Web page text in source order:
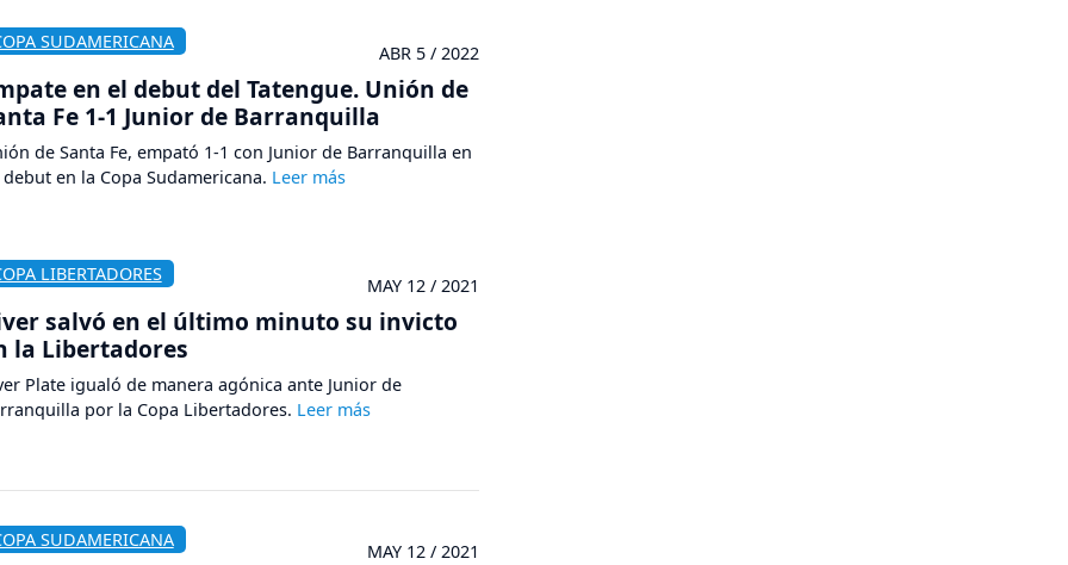
SUDAMERICANA
ABR 5 / 2022
en el debut del Tatengue. Unión de
Fe 1-1 Junior de Barranquilla
de Santa Fe, empató 1-1 con Junior de Barranquilla en
en la Copa Sudamericana.
LIBERTADORES
MAY 12 / 2021
salvó en el último minuto su invicto
la Libertadores
Plate igualó de manera agónica ante Junior de
por la Copa Libertadores.
SUDAMERICANA
MAY 12 / 2021